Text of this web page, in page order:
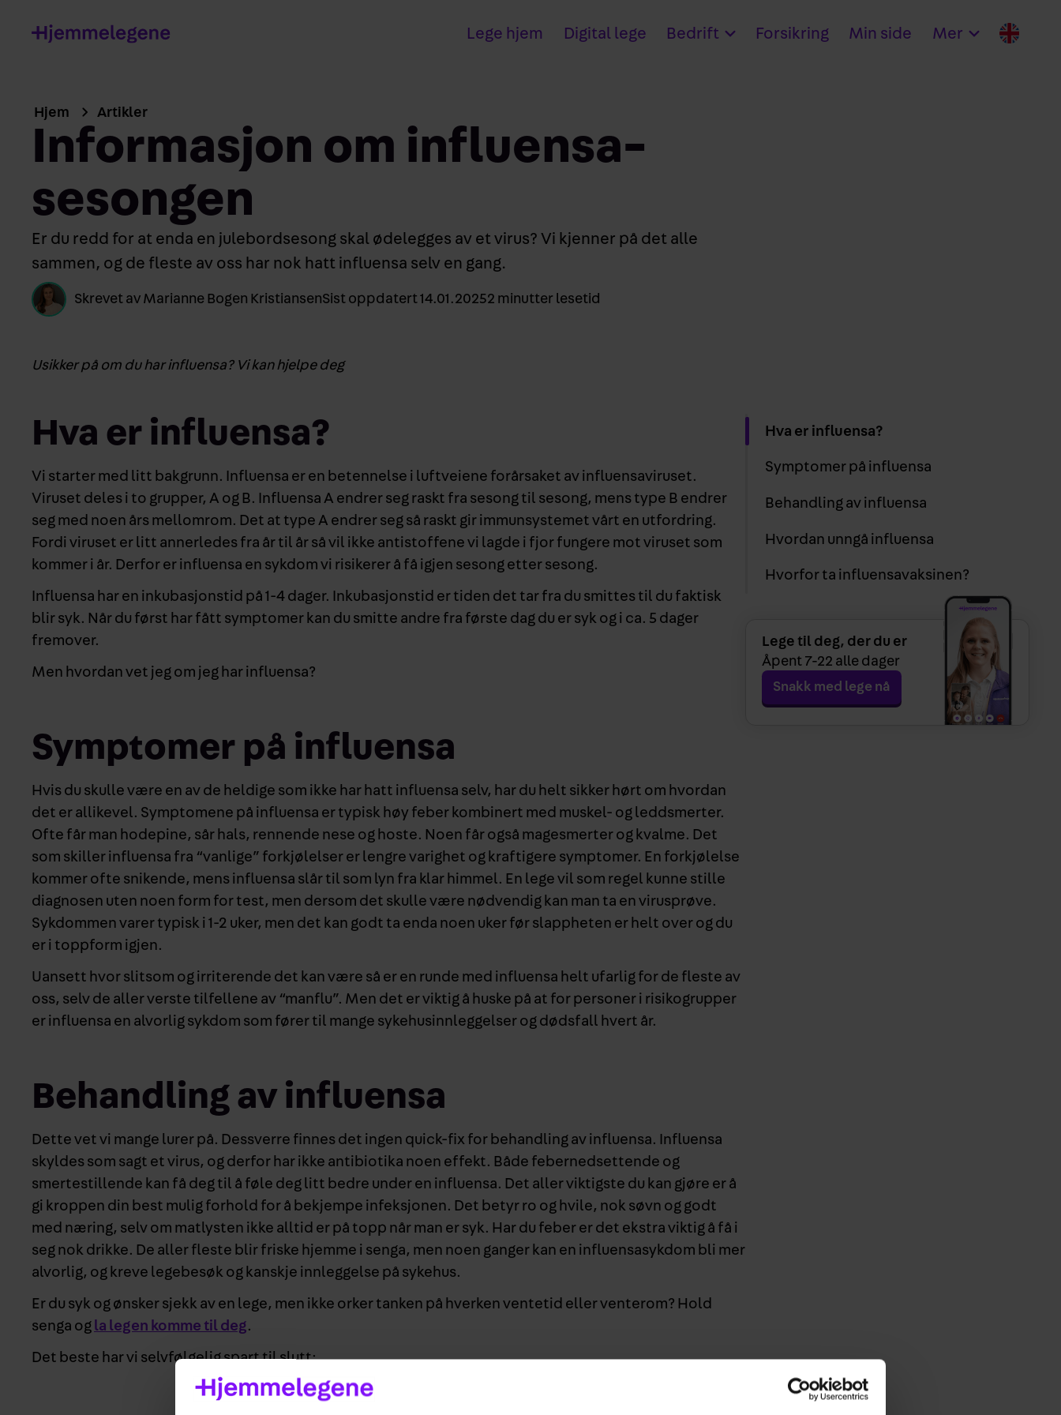
Lege hjem Digital lege Bedrift Forsikring Min side Mer
Hjem Artikler
Informasjon om influensa­
sesongen
Er du redd for at enda en julebordsesong skal ødelegges av et virus? Vi kjenner på det alle
sammen, og de fleste av oss har nok hatt influensa selv en gang.
Skrevet av Marianne Bogen KristiansenSist oppdatert14.01.20252 minutter lesetid
Usikker på om du har influensa? Vi kan hjelpe deg
Hva er influensa?
Vi starter med litt bakgrunn. Influensa er en betennelse i luftveiene forårsaket av influensaviruset.
Viruset deles i to grupper, A og B. Influensa A endrer seg raskt fra sesong til sesong, mens type B endrer
seg med noen års mellomrom. Det at type A endrer seg så raskt gir immunsystemet vårt en utfordring.
Fordi viruset er litt annerledes fra år til år så vil ikke antistoffene vi lagde i fjor fungere mot viruset som
kommer i år. Derfor er influensa en sykdom vi risikerer å få igjen sesong etter sesong.
Influensa har en inkubasjonstid på 1-4 dager. Inkubasjonstid er tiden det tar fra du smittes til du faktisk
blir syk. Når du først har fått symptomer kan du smitte andre fra første dag du er syk og i ca. 5 dager
fremover.
Men hvordan vet jeg om jeg har influensa?
Symptomer på influensa
Hvis du skulle være en av de heldige som ikke har hatt influensa selv, har du helt sikker hørt om hvordan
det er allikevel. Symptomene på influensa er typisk høy feber kombinert med muskel- og leddsmerter.
Ofte får man hodepine, sår hals, rennende nese og hoste. Noen får også magesmerter og kvalme. Det
som skiller influensa fra “vanlige” forkjølelser er lengre varighet og kraftigere symptomer. En forkjølelse
kommer ofte snikende, mens influensa slår til som lyn fra klar himmel. En lege vil som regel kunne stille
diagnosen uten noen form for test, men dersom det skulle være nødvendig kan man ta en virusprøve.
Sykdommen varer typisk i 1-2 uker, men det kan godt ta enda noen uker før slappheten er helt over og du
er i toppform igjen.
Uansett hvor slitsom og irriterende det kan være så er en runde med influensa helt ufarlig for de fleste av
oss, selv de aller verste tilfellene av “manflu”. Men det er viktig å huske på at for personer i risikogrupper
er influensa en alvorlig sykdom som fører til mange sykehusinnleggelser og dødsfall hvert år.
Behandling av influensa
Dette vet vi mange lurer på. Dessverre finnes det ingen quick-fix for behandling av influensa. Influensa
skyldes som sagt et virus, og derfor har ikke antibiotika noen effekt. Både febernedsettende og
smertestillende kan få deg til å føle deg litt bedre under en influensa. Det aller viktigste du kan gjøre er å
gi kroppen din best mulig forhold for å bekjempe infeksjonen. Det betyr ro og hvile, nok søvn og godt
med næring, selv om matlysten ikke alltid er på topp når man er syk. Har du feber er det ekstra viktig å få i
seg nok drikke. De aller fleste blir friske hjemme i senga, men noen ganger kan en influensasykdom bli mer
alvorlig, og kreve legebesøk og kanskje innleggelse på sykehus.
Er du syk og ønsker sjekk av en lege, men ikke orker tanken på hverken ventetid eller venterom? Hold
senga og la legen komme til deg.
Det beste har vi selvfølgelig spart til slutt:
Hva er influensa?
Symptomer på influensa
Behandling av influensa
Hvordan unngå influensa
Hvorfor ta influensavaksinen?
Lege til deg, der du er
Åpent 7-22 alle dager
Snakk med lege nå